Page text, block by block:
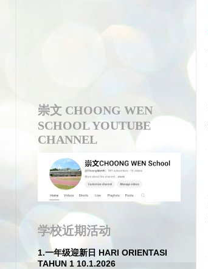
9. “启航四十·逐梦新章”
崇文 CHOONG WEN
SCHOOL YOUTUBE
CHANNEL
学校近期活动
1.一年级迎新日 HARI ORIENTASI
TAHUN 1 10.1.2026